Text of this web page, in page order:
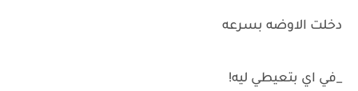
دخلت الاوضه بسرعه
_في اي بتعيطي ليه!